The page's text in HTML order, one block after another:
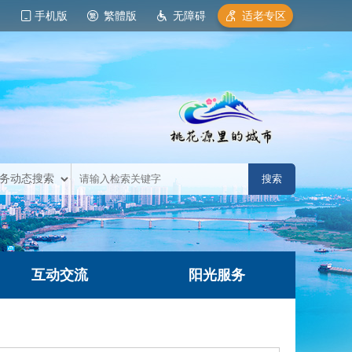
手机版 繁體版 无障碍 适老专区
互动交流 阳光服务